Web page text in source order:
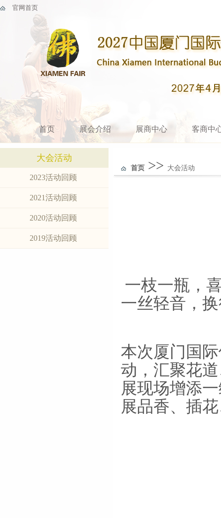
官网首页
首页 展会介绍 展商中心 客商中
大会活动
2023活动回顾
2021活动回顾
2020活动回顾
2019活动回顾
首页 >> 大会活动
一枝一瓶，
一丝轻音，
本次厦门国
动，汇聚花
展现场增添
展品香、插